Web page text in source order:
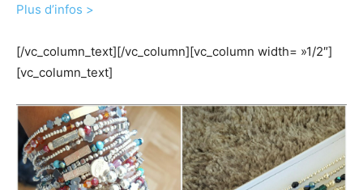
Plus d’infos >
[/vc_column_text][/vc_column][vc_column width= »1/2″]
[vc_column_text]